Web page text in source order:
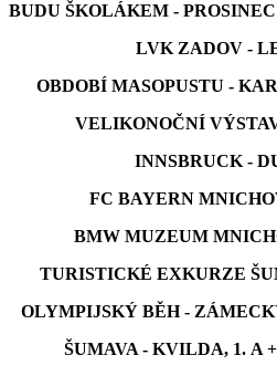
BUDU ŠKOLÁKEM - PROSINEC
LVK ZADOV -
OBDOBÍ MASOPUSTU -
VELIKONOČNÍ
INNSBRUCK -
FC BAYERN
BMW MUZEUM
TURISTICKÉ EXKURZE
OLYMPIJSKÝ BĚH -
ŠUMAVA - KVILDA, 1. A